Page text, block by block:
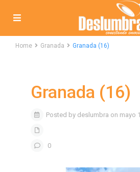
Home Granada Granada (16)
Granada (16)
Posted by deslumbra on mayo
0